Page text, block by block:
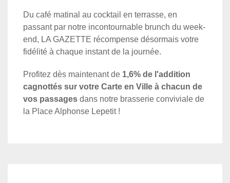
Du café matinal au cocktail en terrasse, en
passant par notre incontournable brunch du week-
end, LA GAZETTE récompense désormais votre
fidélité à chaque instant de la journée.
Profitez dès maintenant de 1,6% de l'addition
cagnottés sur votre Carte en Ville à chacun de
vos passages dans notre brasserie conviviale de
la Place Alphonse Lepetit !